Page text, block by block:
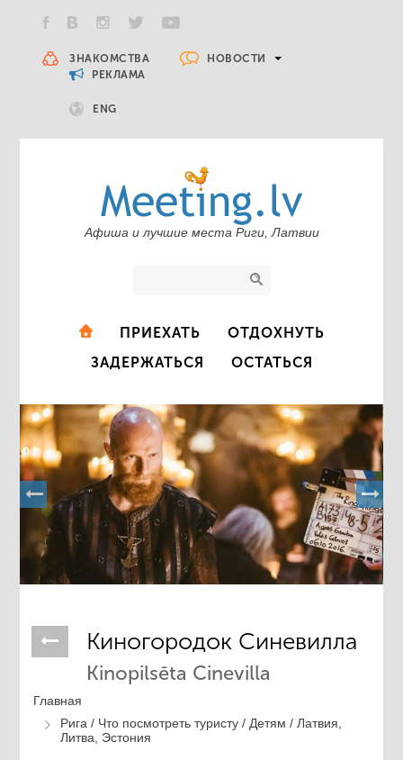
ЗНАКОМСТВА
НОВОСТИ
РЕКЛАМА
ENG
Афиша и лучшие места Риги, Латвии
ПРИЕХАТЬ
ОТДОХНУТЬ
ЗАДЕРЖАТЬСЯ
ОСТАТЬСЯ
Киногородок Синевилла
Kinopilsēta Cinevilla
Главная
Рига / Что посмотреть туристу / Детям / Латвия,
Литва, Эстония